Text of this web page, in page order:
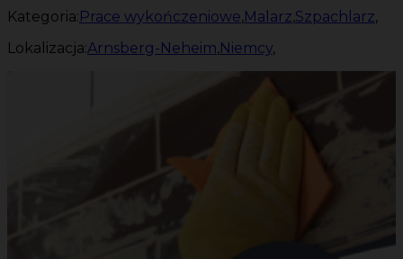
Kategoria:Prace wykończeniowe,Malarz,Szpachlarz,
Lokalizacja:Arnsberg-Neheim,Niemcy,